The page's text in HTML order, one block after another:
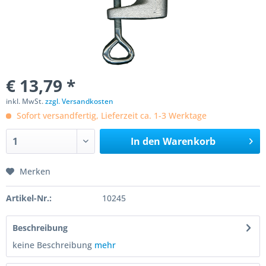
€ 13,79 *
inkl. MwSt.zzgl. Versandkosten
Sofort versandfertig, Lieferzeit ca. 1-3 Werktage
In den Warenkorb
Merken
Artikel-Nr.: 10245
Beschreibung
keine Beschreibung mehr